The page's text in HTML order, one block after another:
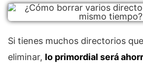
Si tienes muchos directorios
eliminar, lo primordial será